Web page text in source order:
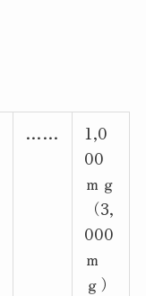
……
1,0
00
ｍｇ
（3,
000
ｍ
ｇ）